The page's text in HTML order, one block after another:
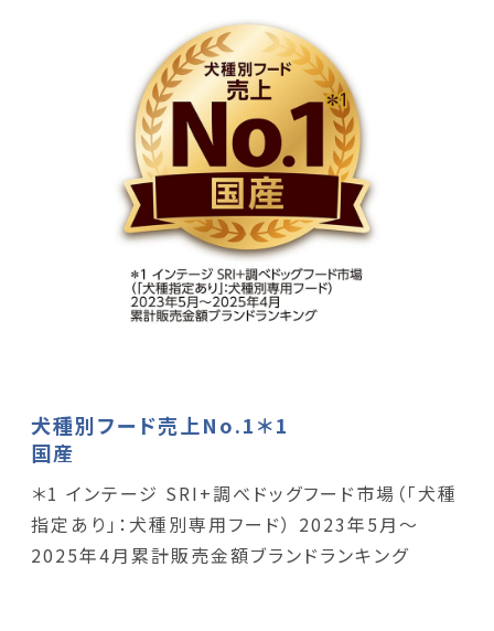
犬種別フード売上No.1＊1
国産
＊1 インテージ SRI+調べドッグフード市場（「犬種
指定あり」：犬種別専用フード） 2023年5月～
2025年4月累計販売金額ブランドランキング